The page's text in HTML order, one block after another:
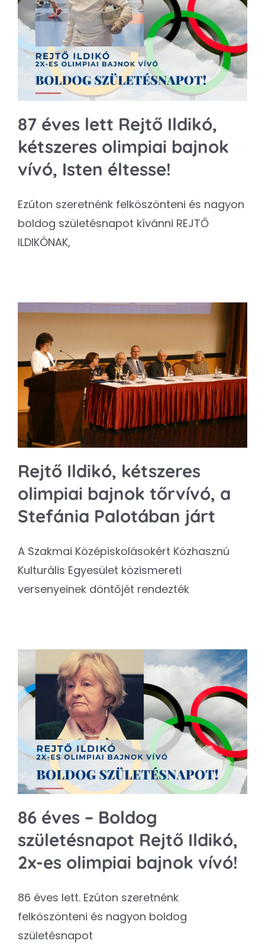
87 éves lett Rejtő Ildikó,
kétszeres olimpiai bajnok
vívó, Isten éltesse!
Ezúton szeretnénk felköszönteni és nagyon
boldog születésnapot kívánni REJTŐ
ILDIKÓNAK,
Rejtő Ildikó, kétszeres
olimpiai bajnok tőrvívó, a
Stefánia Palotában járt
A Szakmai Középiskolásokért Közhasznú
Kulturális Egyesület közismereti
versenyeinek döntőjét rendezték
86 éves – Boldog
születésnapot Rejtő Ildikó,
2x-es olimpiai bajnok vívó!
86 éves lett. Ezúton szeretnénk
felköszönteni és nagyon boldog
születésnapot